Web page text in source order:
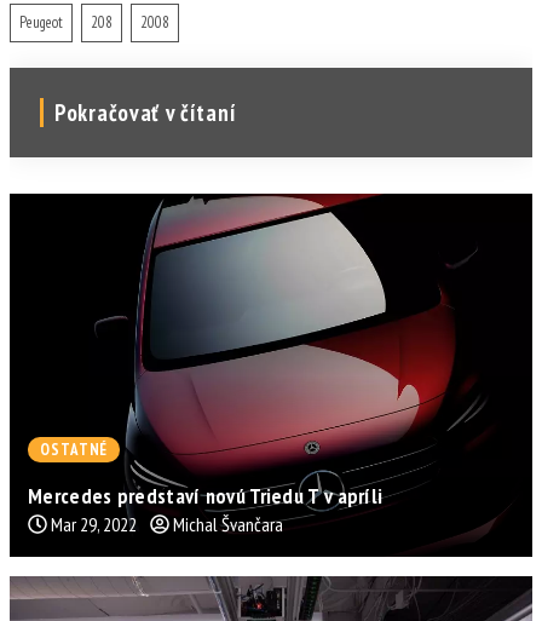
Peugeot 208 2008
Pokračovať v čítaní
OSTATNÉ
Mercedes predstaví novú Triedu T v apríli
Mar 29, 2022 Michal Švančara